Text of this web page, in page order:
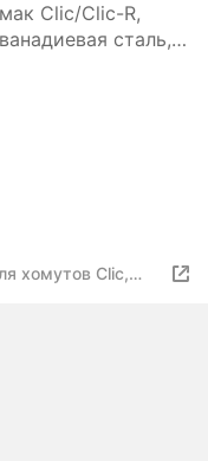
Clic/Clic-R,
сталь,
хомутов Clic,